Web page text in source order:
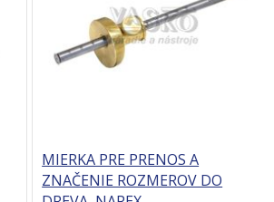
MIERKA PRE PRENOS A
ZNAČENIE ROZMEROV DO